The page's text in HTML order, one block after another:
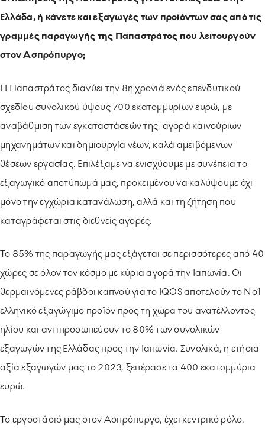
Ελλάδα, ή κάνετε και εξαγωγές των προϊόντων σας από τις
γραμμές παραγωγής της Παπαστράτος που λειτουργούν
στον Ασπρόπυργο;
Η Παπαστράτος διανύει την 8η χρονιά ενός επενδυτικού
σχεδίου συνολικού ύψους 700 εκατομμυρίων ευρώ, με
αναβάθμιση των εγκαταστάσεών της, αγορά καινούριων
μηχανημάτων και δημιουργία νέων, καλά αμειβόμενων
θέσεων εργασίας. Επιλέξαμε να ενισχύουμε με συνέπεια το
εξαγωγικό αποτύπωμά μας, προκειμένου να καλύψουμε όχι
μόνο την εγχώρια κατανάλωση, αλλά και τη ζήτηση που
καταγράφεται στις διεθνείς αγορές.
Το 85% της παραγωγής μας εξάγεται σε περισσότερες από 40
χώρες σε όλον τον κόσμο με κύρια αγορά την Ιαπωνία. Οι
θερμαινόμενες ράβδοι καπνού για το IQOS αποτελούν το Νο1
ελληνικό εξαγώγιμο προϊόν προς τη χώρα του ανατέλλοντος
ηλίου και αντιπροσωπεύουν το 80% των συνολικών
εξαγωγών της Ελλάδας προς την Ιαπωνία. Συνολικά, η ετήσια
αξία εξαγωγών μας το 2023, ξεπέρασε τα 400 εκατομμύρια
ευρώ.
Το εργοστάσιό μας στον Ασπρόπυργο, έχει κεντρικό ρόλο.